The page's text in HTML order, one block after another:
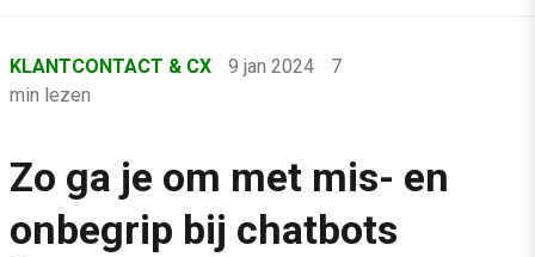
›
Klantcontact & CX
›
KLANTCONTACT & CX 9 jan 2024
7
min lezen
Zo ga je om met mis- en
onbegrip bij chatbots